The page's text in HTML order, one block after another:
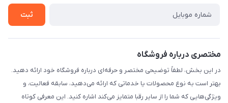
ثبت
مختصری درباره فروشگاه
در این بخش، لطفاً توضیحی مختصر و حرفه‌ای درباره فروشگاه خود ارائه دهید.
بهتر است به نوع محصولات یا خدماتی که ارائه می‌دهید، سابقه فعالیت، و
ویژگی‌هایی که شما را از سایر رقبا متمایز می‌کند اشاره کنید. این معرفی کوتاه